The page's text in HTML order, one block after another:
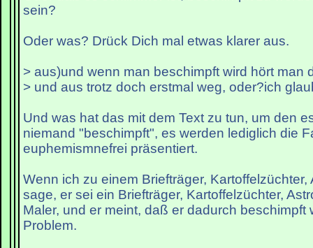
sein?
Oder was? Drück Dich mal etwas klarer aus.
> aus)und wenn man beschimpft wird hört man
> und aus trotz doch erstmal weg, oder?ich
Und was hat das mit dem Text zu tun, um den
niemand "beschimpft", es werden lediglich die
euphemismnefrei präsentiert.
Wenn ich zu einem Briefträger, Kartoffelzüchter,
sage, er sei ein Briefträger, Kartoffelzüchter,
Maler, und er meint, daß er dadurch beschimpft
Problem.